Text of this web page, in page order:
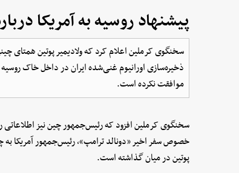
پیشنهاد روسیه به آمریکا
سخنگوی کرملین اعلام کرد که ولادیمیر پوتین همتای
ذخیره‌سازی اورانیوم غنی‌شده ایران در داخل خاک
موافقت نکرده است.
سخنگوی کرملین افزود که رئیس‌جمهور چین نیز اطلاعاتی
خصوص سفر اخیر «دونالد ترامپ»، رئیس‌جمهور آمریکا به
پوتین در میان گذاشته است.